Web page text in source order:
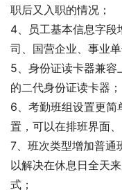
职后又入职的情况；
4、员工基本信息字
司、国营企业、事业
5、身份证读卡器兼容
的二代身份证读卡器；
6、考勤班组设置更简
置，可以在排班界面
7、班次类型增加普通
以解决在休息日全天
式；